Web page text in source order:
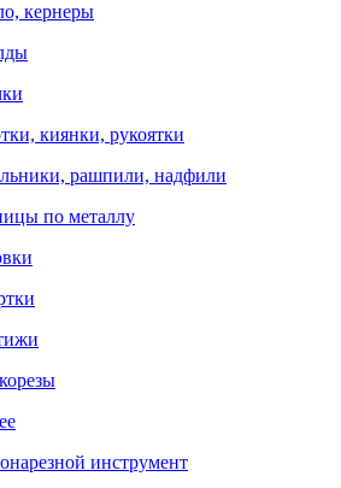
кернеры
киянки, рукоятки
рашпили, надфили
по металлу
инструмент